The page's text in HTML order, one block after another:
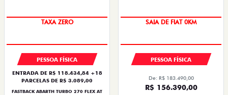
TAXA ZERO
PESSOA FÍSICA
ENTRADA DE R$ 118.434,84 +18
PARCELAS DE R$ 3.089,00
FASTBACK ABARTH TURBO 270 FLEX AT
SAIA DE FIAT 0KM
PESSOA FÍSICA
De: R$ 183.490,00
R$ 156.390,00